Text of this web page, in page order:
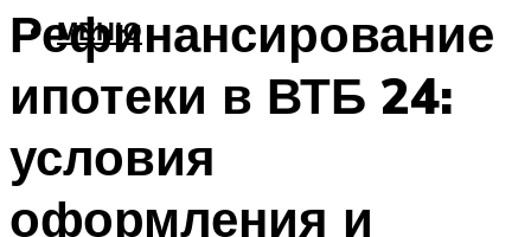
МЕНЮ
Рефинансирование
ипотеки в ВТБ 24:
условия
оформления и